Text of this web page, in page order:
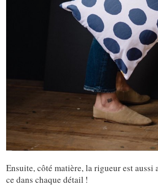
Ensuite, côté matière, la rigueur est aussi
ce dans chaque détail !